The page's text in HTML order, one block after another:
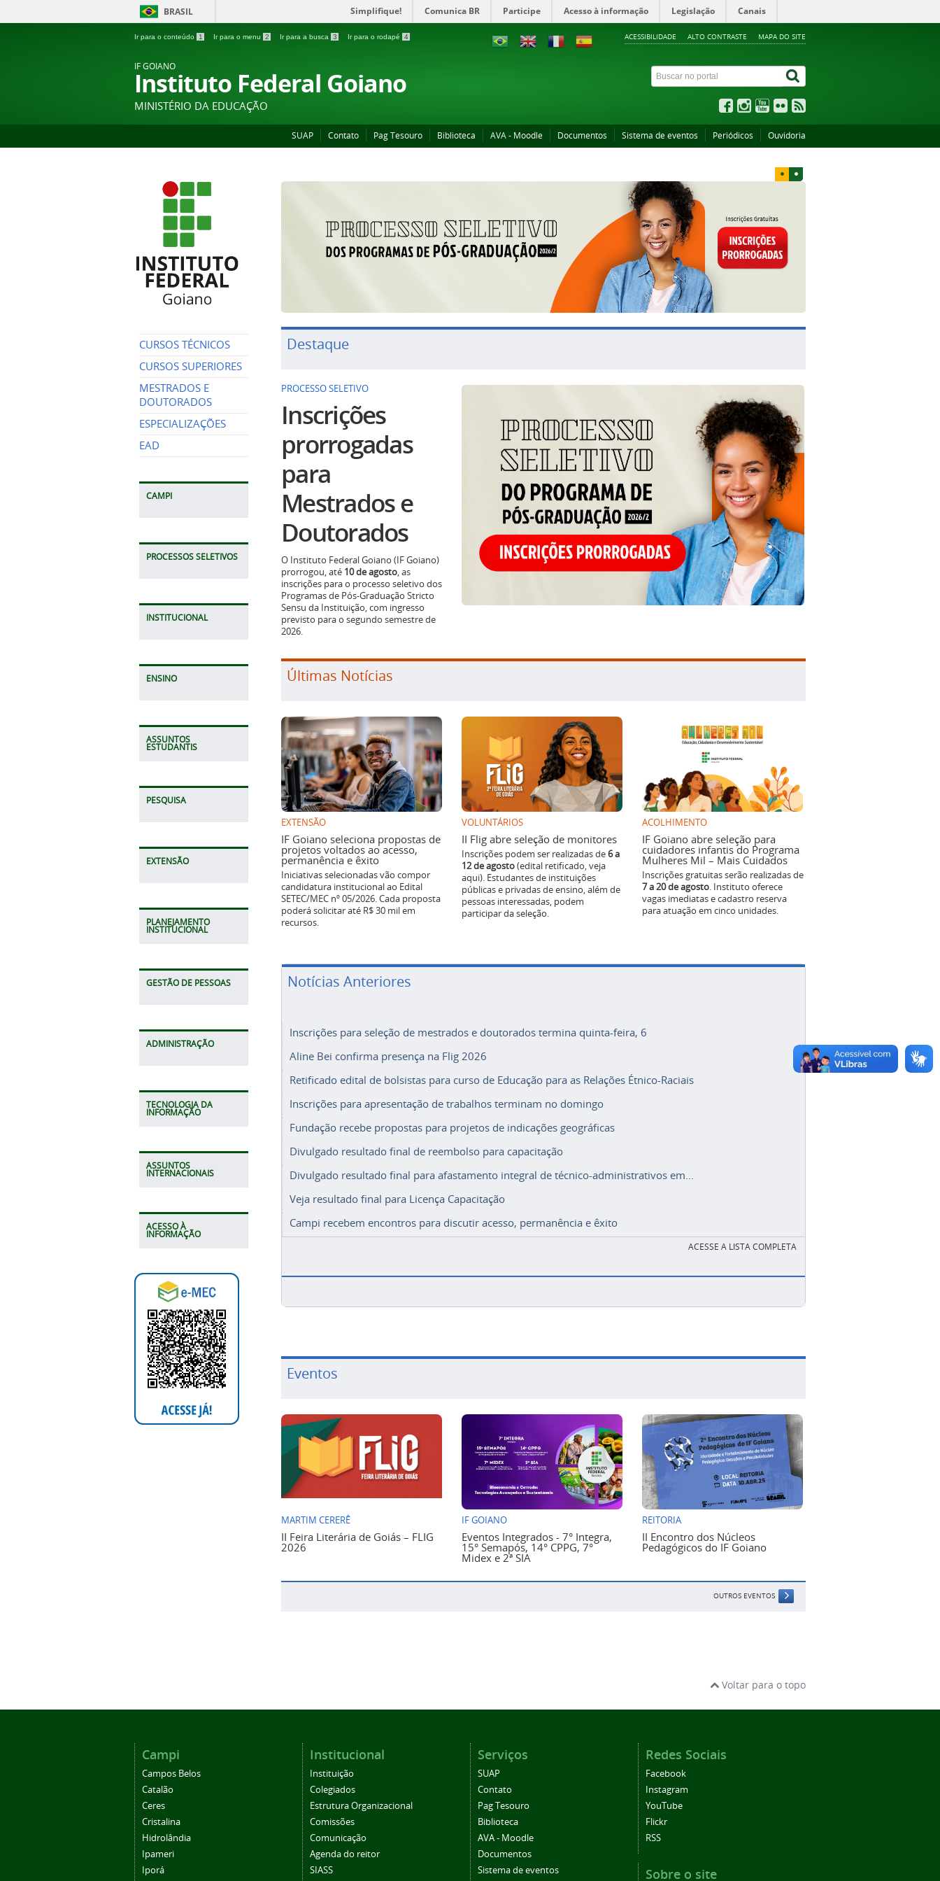
BRASIL Simplifique! Comunica BR Participe Acesso à informação Legislação Canais
Ir para o conteúdo 1 Ir para o menu 2 Ir para a busca 3 Ir para o rodapé 4 ACESSIBILIDADE ALTO CONTRASTE MAPA DO SITE
IF GOIANO
Instituto Federal Goiano
MINISTÉRIO DA EDUCAÇÃO
SUAP Contato Pag Tesouro Biblioteca AVA - Moodle Documentos Sistema de eventos Periódicos Ouvidoria
CURSOS TÉCNICOS
CURSOS SUPERIORES
MESTRADOS E
DOUTORADOS
ESPECIALIZAÇÕES
EAD
CAMPI
PROCESSOS SELETIVOS
INSTITUCIONAL
ENSINO
ASSUNTOS
ESTUDANTIS
PESQUISA
EXTENSÃO
PLANEJAMENTO
INSTITUCIONAL
GESTÃO DE PESSOAS
ADMINISTRAÇÃO
TECNOLOGIA DA
INFORMAÇÃO
ASSUNTOS
INTERNACIONAIS
ACESSO À
INFORMAÇÃO
Destaque
PROCESSO SELETIVO
Inscrições
prorrogadas
para
Mestrados e
Doutorados
O Instituto Federal Goiano (IF Goiano)
prorrogou, até 10 de agosto, as
inscrições para o processo seletivo dos
Programas de Pós-Graduação Stricto
Sensu da Instituição, com ingresso
previsto para o segundo semestre de
2026.
Últimas Notícias
EXTENSÃO
IF Goiano seleciona propostas de
projetos voltados ao acesso,
permanência e êxito
Iniciativas selecionadas vão compor
candidatura institucional ao Edital
SETEC/MEC nº 05/2026. Cada proposta
poderá solicitar até R$ 30 mil em
recursos.
VOLUNTÁRIOS
II Flig abre seleção de monitores
Inscrições podem ser realizadas de6 a
12 de agosto(edital retificado, veja
aqui). Estudantes de instituições
públicas e privadas de ensino, além de
pessoas interessadas, podem
participar da seleção.
ACOLHIMENTO
IF Goiano abre seleção para
cuidadores infantis do Programa
Mulheres Mil – Mais Cuidados
Inscrições gratuitas serão realizadas de
7 a 20 de agosto. Instituto oferece
vagas imediatas e cadastro reserva
para atuação em cinco unidades.
Notícias Anteriores
Inscrições para seleção de mestrados e doutorados termina quinta-feira, 6
Aline Bei confirma presença na Flig 2026
Retificado edital de bolsistas para curso de Educação para as Relações Étnico-Raciais
Inscrições para apresentação de trabalhos terminam no domingo
Fundação recebe propostas para projetos de indicações geográficas
Divulgado resultado final de reembolso para capacitação
Divulgado resultado final para afastamento integral de técnico-administrativos em...
Veja resultado final para Licença Capacitação
Campi recebem encontros para discutir acesso, permanência e êxito
ACESSE A LISTA COMPLETA
Eventos
MARTIM CERERÊ
II Feira Literária de Goiás – FLIG
2026
IF GOIANO
Eventos Integrados - 7° Integra,
15° Semapós, 14° CPPG, 7°
Midex e 2ª SIA
REITORIA
II Encontro dos Núcleos
Pedagógicos do IF Goiano
OUTROS EVENTOS
Voltar para o topo
Campi
Campos Belos
Catalão
Ceres
Cristalina
Hidrolândia
Ipameri
Iporá
Institucional
Instituição
Colegiados
Estrutura Organizacional
Comissões
Comunicação
Agenda do reitor
SIASS
Serviços
SUAP
Contato
Pag Tesouro
Biblioteca
AVA - Moodle
Documentos
Sistema de eventos
Redes Sociais
Facebook
Instagram
YouTube
Flickr
RSS
Sobre o site